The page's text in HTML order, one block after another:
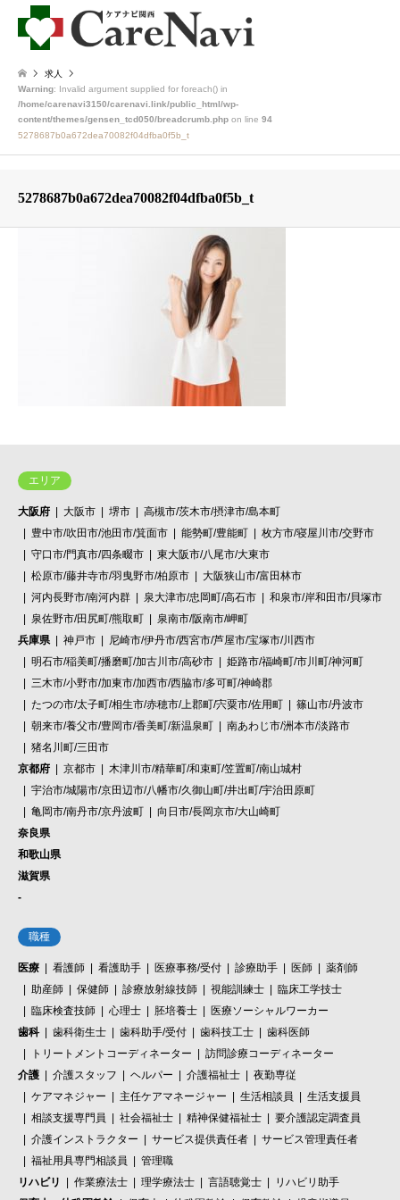
求人
Warning: Invalid argument supplied for foreach() in
/home/carenavi3150/carenavi.link/public_html/wp-
content/themes/gensen_tcd050/breadcrumb.php on line 94
5278687b0a672dea70082f04dfba0f5b_t
5278687b0a672dea70082f04dfba0f5b_t
エリア
大阪府 大阪市 堺市
高槻市/茨木市/摂津市/島本町
豊中市/吹田市/池田市/箕面市
能勢町/豊能町
枚方市/寝屋川市/交野市
守口市/門真市/四条畷市
東大阪市/八尾市/大東市
松原市/藤井寺市/羽曳野市/柏原市
大阪狭山市/富田林市
河内長野市/南河内群
泉大津市/忠岡町/高石市
和泉市/岸和田市/貝塚市
泉佐野市/田尻町/熊取町
泉南市/阪南市/岬町
兵庫県
神戸市
尼崎市/伊丹市/西宮市/芦屋市/宝塚市/川西市
明石市/稲美町/播磨町/加古川市/高砂市
姫路市/福崎町/市川町/神河町
三木市/小野市/加東市/加西市/西脇市/多可町/神崎郡
たつの市/太子町/相生市/赤穂市/上郡町/宍粟市/佐用町
篠山市/丹波市
朝来市/養父市/豊岡市/香美町/新温泉町
南あわじ市/洲本市/淡路市
猪名川町/三田市
京都府
京都市
木津川市/精華町/和束町/笠置町/南山城村
宇治市/城陽市/京田辺市/八幡市/久御山町/井出町/宇治田原町
亀岡市/南丹市/京丹波町
向日市/長岡京市/大山崎町
奈良県
和歌山県
滋賀県
-
職種
医療 看護師 看護助手 医療事務/受付 診療助手 医師
薬剤師
助産師
保健師 診療放射線技師 視能訓練士
臨床工学技士
臨床検査技師
心理士 胚培養士
医療ソーシャルワーカー
歯科
歯科衛生士 歯科助手/受付 歯科技工士
歯科医師
トリートメントコーディネーター
訪問診療コーディネーター
介護
介護スタッフ ヘルパー 介護福祉士
夜勤専従
ケアマネジャー
主任ケアマネージャー 生活相談員
生活支援員
相談支援専門員
社会福祉士 精神保健福祉士
要介護認定調査員
介護インストラクター
サービス提供責任者
サービス管理責任者
福祉用具専門相談員
管理職
リハビリ
作業療法士 理学療法士 言語聴覚士
リハビリ助手